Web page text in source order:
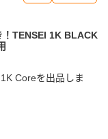
TENSEI 1K BLACK
Coreを出品しま